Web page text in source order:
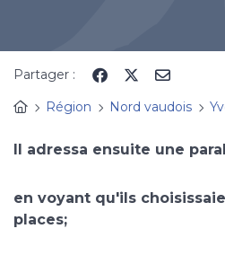
Partager :
Région
Nord vaudois
Il adressa ensuite une
en voyant qu'ils
places;